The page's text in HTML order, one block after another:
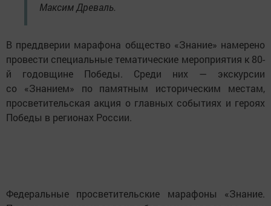
Максим Древаль.
В преддверии марафона общество «Знание» намерено
провести специальные тематические мероприятия к 80-
й годовщине Победы. Среди них — экскурсии
со «Знанием» по памятным историческим местам,
просветительская акция о главных событиях и героях
Победы в регионах России.
Федеральные просветительские марафоны «Знание.